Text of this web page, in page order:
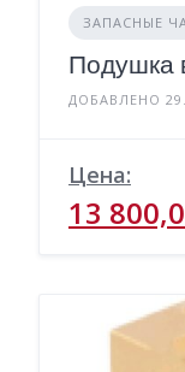
ЗАПАСНЫЕ
Подушка
ДОБАВЛЕНО
Цена:
13